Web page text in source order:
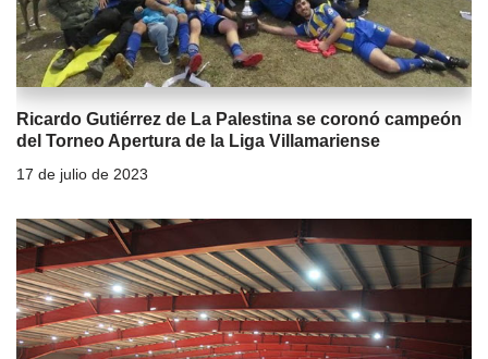
Ricardo Gutiérrez de La Palestina se coronó campeón
del Torneo Apertura de la Liga Villamariense
17 de julio de 2023